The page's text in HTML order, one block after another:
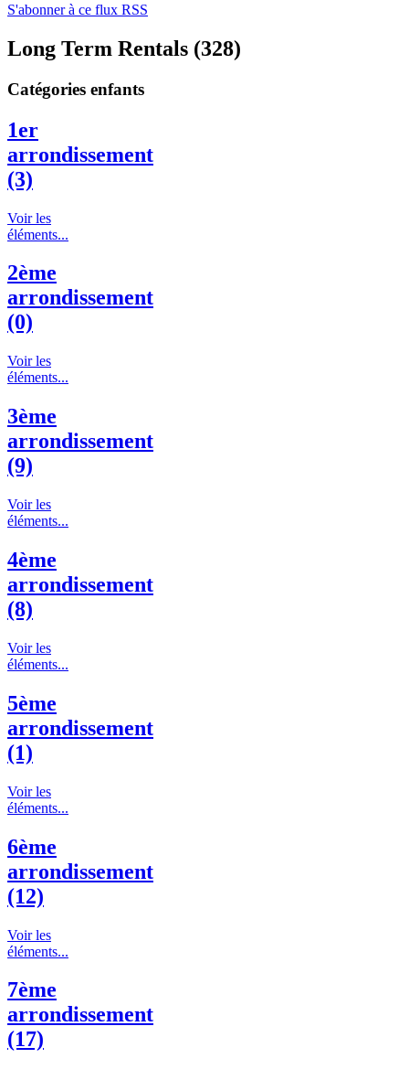
S'abonner à ce flux RSS
Long Term Rentals (328)
Catégories enfants
1er
arrondissement
(3)
Voir les
éléments...
2ème
arrondissement
(0)
Voir les
éléments...
3ème
arrondissement
(9)
Voir les
éléments...
4ème
arrondissement
(8)
Voir les
éléments...
5ème
arrondissement
(1)
Voir les
éléments...
6ème
arrondissement
(12)
Voir les
éléments...
7ème
arrondissement
(17)